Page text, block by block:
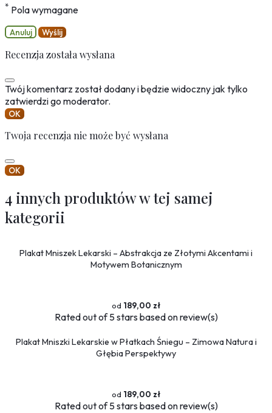
* Pola wymagane
Anuluj Wyślij
Recenzja została wysłana
Twój komentarz został dodany i będzie widoczny jak tylko
zatwierdzi go moderator.
OK
Twoja recenzja nie może być wysłana
OK
4 innych produktów w tej samej
kategorii
Plakat Mniszek Lekarski – Abstrakcja ze Złotymi Akcentami i
Motywem Botanicznym
189,00 zł
Ratedout of 5 stars based onreview(s)
Plakat Mniszki Lekarskie w Płatkach Śniegu – Zimowa Natura i
Głębia Perspektywy
189,00 zł
Ratedout of 5 stars based onreview(s)